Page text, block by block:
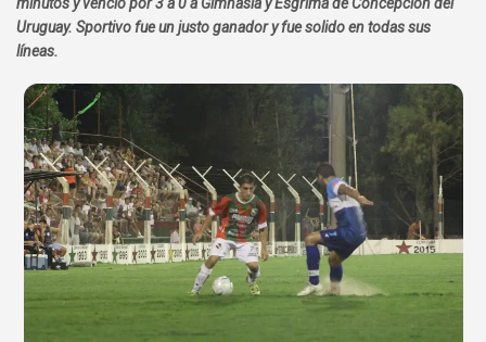
minutos y venció por 3 a 0 a Gimnasia y Esgrima de Concepción del
Uruguay. Sportivo fue un justo ganador y fue solido en todas sus
líneas.